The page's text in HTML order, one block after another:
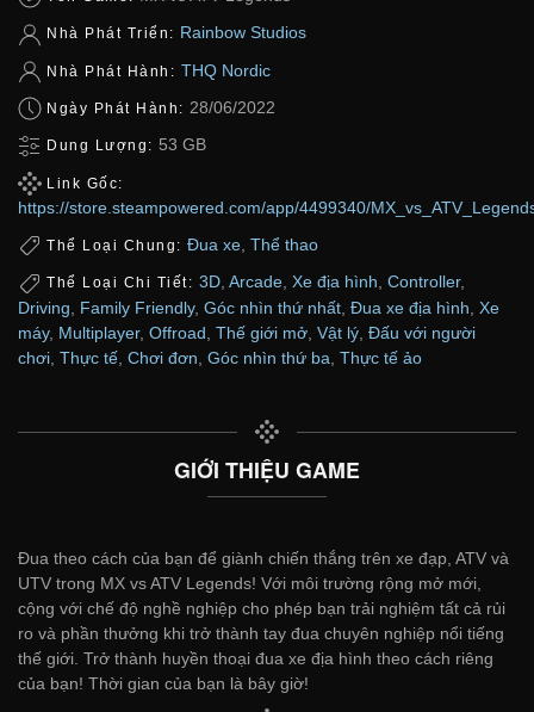
Nhà Phát Triển: Rainbow Studios
Nhà Phát Hành: THQ Nordic
Ngày Phát Hành: 28/06/2022
Dung Lượng: 53 GB
Link Gốc:
https://store.steampowered.com/app/4499340/
Thể Loại Chung: Đua xe Thể thao
Thể Loại Chi Tiết: 3D, Arcade, Xe địa hình, Controller,
Driving
Family Friendly, Góc nhìn thứ nhất Đua xe địa hình Xe
máy, Multiplayer, Offroad Thế giới mở Vật lý Đấu với người
chơi Thực tế Chơi đơn Góc nhìn thứ ba Thực tế ảo
GIỚI THIỆU GAME
Đua theo cách của bạn để giành chiến thắng trên xe đạp, ATV và
UTV trong MX vs ATV Legends! Với môi trường rộng mở mới,
cộng với chế độ nghề nghiệp cho phép bạn trải nghiệm tất cả rủi
ro và phần thưởng khi trở thành tay đua chuyên nghiệp nổi tiếng
thế giới. Trở thành huyền thoại đua xe địa hình theo cách riêng
của bạn! Thời gian của bạn là bây giờ!